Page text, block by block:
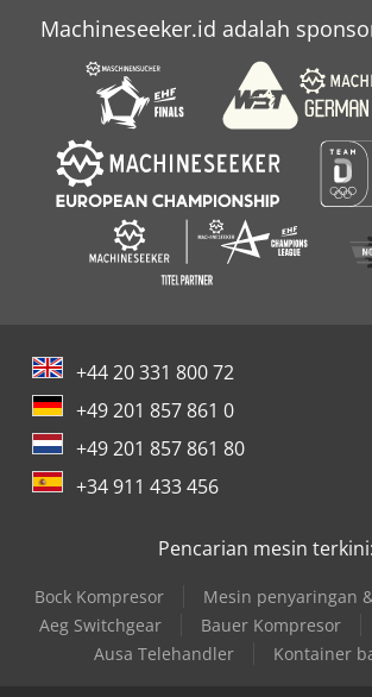
Machineseeker.id adalah
+44 20 331 800 72
+49 201 857 861 0
+49 201 857 861 80
+34 911 433 456
Pencarian mesin terkini:
Bock Kompresor
Mesin penyaringan
Aeg Switchgear
Bauer Kompresor
Ausa Telehandler
Kontainer